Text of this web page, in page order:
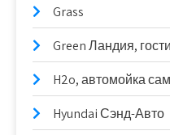
Grass
Green Ландия,
H2o, автомойка
Hyundai Сэнд-Авто